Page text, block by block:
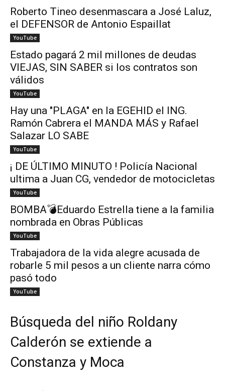
Roberto Tineo desenmascara a José Laluz,
el DEFENSOR de Antonio Espaillat
YouTube
Estado pagará 2 mil millones de deudas
VIEJAS, SIN SABER si los contratos son
válidos
YouTube
Hay una "PLAGA" en la EGEHID el ING.
Ramón Cabrera el MANDA MÁS y Rafael
Salazar LO SABE
YouTube
¡ DE ÚLTIMO MINUTO ! Policía Nacional
ultima a Juan CG, vendedor de motocicletas
YouTube
BOMBA💣Eduardo Estrella tiene a la familia
nombrada en Obras Públicas
YouTube
Trabajadora de la vida alegre acusada de
robarle 5 mil pesos a un cliente narra cómo
pasó todo
YouTube
Búsqueda del niño Roldany
Calderón se extiende a
Constanza y Moca